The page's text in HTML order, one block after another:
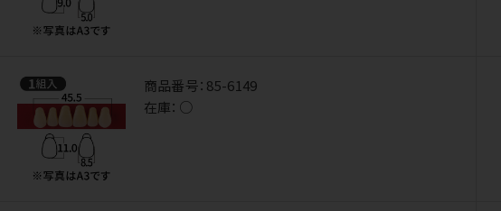
商品番号： 85-6149
在庫： ○